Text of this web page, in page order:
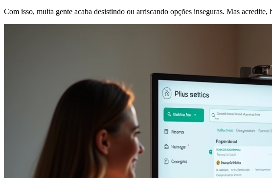
Com isso, muita gente acaba desistindo ou arriscando opções inseguras. Mas